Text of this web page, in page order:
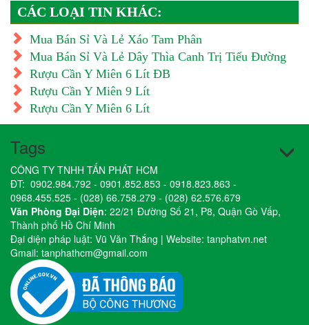
CÁC LOẠI TIN KHÁC:
Mua Bán Sỉ Và Lẻ Xáo Tam Phân
Mua Bán Sỉ Và Lẻ Dây Thìa Canh Trị Tiểu Đường
Rượu Cần Y Miên 6 Lít ĐB
Rượu Cần Y Miên 9 Lít
Rượu Cần Y Miên 6 Lít
Tags
CÔNG TY TNHH TẤN PHÁT HCM
ĐT: 0902.984.792 - 0901.852.853 - 0918.823.863 -
0968.455.525 - (028) 66.758.279 - (028) 62.576.679
Văn Phòng Đại Diện: 22/21 Đường Số 21, P8, Quận Gò Vấp,
Thành phố Hồ Chí Minh
Đại diện pháp luật: Vũ Văn Thắng | Website: tanphatvn.net
Gmail: tanphathcm@gmail.com